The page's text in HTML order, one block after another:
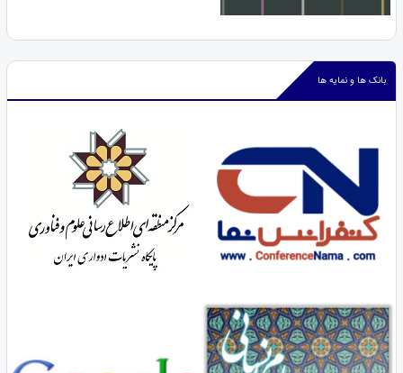
بانک ها و نمایه ها